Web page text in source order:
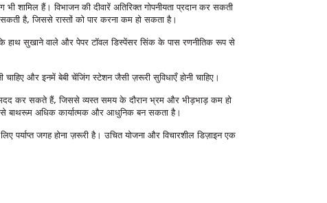
हैं। विभाजन की दीवारें अतिरिक्त गोपनीयता प्रदान कर सकती
है, जिससे रास्तों को पार करना कम हो सकता है।
हाथ सुखाने वाले और पेपर टॉवल डिस्पेंसर सिंक के पास रणनीतिक रूप से
और इनमें बेबी चेंजिंग स्टेशन जैसी ज़रूरी सुविधाएँ होनी चाहिए।
कर सकते हैं, जिससे व्यस्त समय के दौरान भ्रम और भीड़भाड़ कम हो
बाथरूम अधिक कार्यात्मक और आधुनिक बन सकता है।
जगह होना ज़रूरी है। उचित योजना और विचारशील डिज़ाइन एक